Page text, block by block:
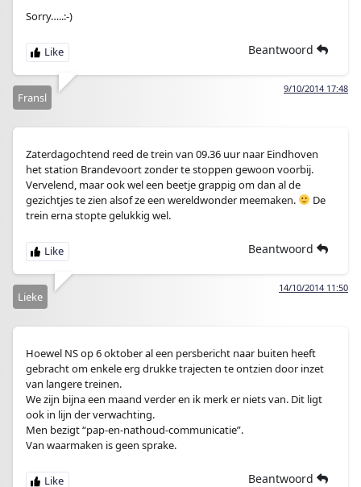
Sorry…..:-)
Beantwoord
9/10/2014 17:48
Fransl
Zaterdagochtend reed de trein van 09.36 uur naar Eindhoven
het station Brandevoort zonder te stoppen gewoon voorbij.
Vervelend, maar ook wel een beetje grappig om dan al de
gezichtjes te zien alsof ze een wereldwonder meemaken.
De
trein erna stopte gelukkig wel.
Beantwoord
14/10/2014 11:50
Lieke
Hoewel NS op 6 oktober al een persbericht naar buiten heeft
gebracht om enkele erg drukke trajecten te ontzien door inzet
van langere treinen.
We zijn bijna een maand verder en ik merk er niets van. Dit ligt
ook in lijn der verwachting.
Men bezigt “pap-en-nathoud-communicatie”.
Van waarmaken is geen sprake.
Beantwoord